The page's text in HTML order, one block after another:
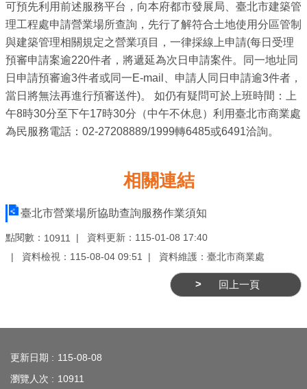
業
登
記
服
務
商
業
業
發
展
圈
可預先利用前述服務平台，向本府都市發展局、臺北市建築管
理工程處申請營業場所查詢，先行了解符合土地使用分區管制
與建築管理相關規定之營業項目，一律採線上申請(每日受理
預審申請案逾220件者，將遞延為次日申請案件。同一地址同
日申請預審逾3件者或同一E-mail、申請人同日申請逾3件者，
當日將無法再進行預審送件)。 如仍有疑問可於上班時間：上
午8時30分至下午17時30分（中午不休息）利用臺北市商業處
為民服務電話：02-27208889/1999轉6485或6491洽詢。
相關連結
臺北市營業場所協助查詢服務作業須知
點閱數： 10911
資料更新：115-01-08 17:40
資料檢視：115-08-04 09:51
資料維護：臺北市商業處
回上一頁
更新日期
115-08-08
瀏覽人次
10911